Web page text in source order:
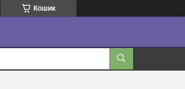
Кошик